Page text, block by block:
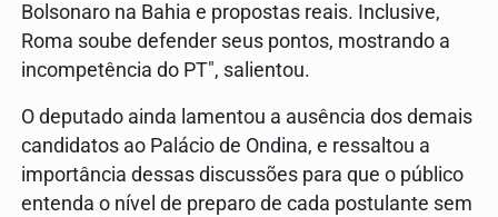
Bolsonaro na Bahia e propostas reais. Inclusive,
Roma soube defender seus pontos, mostrando a
incompetência do PT", salientou.
O deputado ainda lamentou a ausência dos demais
candidatos ao Palácio de Ondina, e ressaltou a
importância dessas discussões para que o público
entenda o nível de preparo de cada postulante sem